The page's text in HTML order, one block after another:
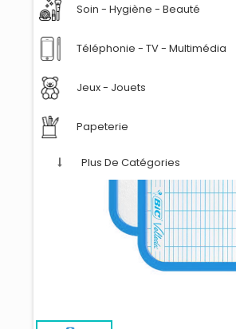
Soin - Hygiène - Beauté
Téléphonie - TV - Multimédia
Jeux - Jouets
Papeterie
Plus De Catégories